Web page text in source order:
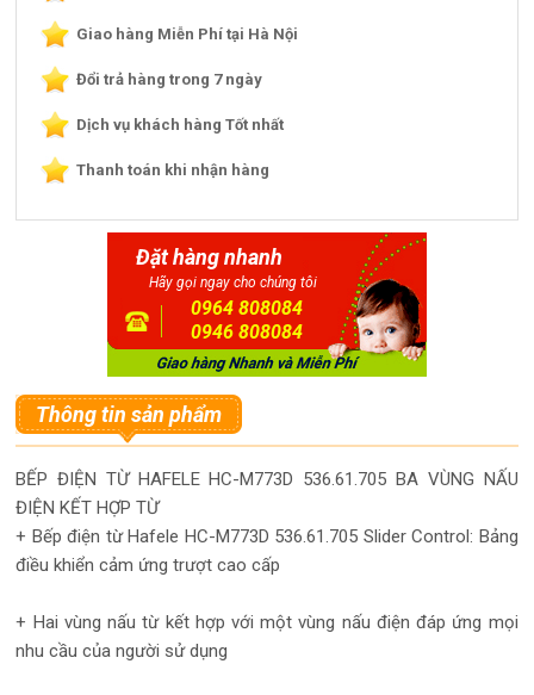
Giao hàng Miễn Phí tại Hà Nội
Đổi trả hàng trong 7 ngày
Dịch vụ khách hàng Tốt nhất
Thanh toán khi nhận hàng
Đặt hàng nhanh
Hãy gọi ngay cho chúng tôi
0964 808084
0946 808084
Thông tin sản phẩm
BẾP ĐIỆN TỪ HAFELE HC-M773D 536.61.705 BA VÙNG NẤU
ĐIỆN KẾT HỢP TỪ
+ Bếp điện từ Hafele HC-M773D 536.61.705 Slider Control: Bảng
điều khiển cảm ứng trượt cao cấp
+ Hai vùng nấu từ kết hợp với một vùng nấu điện đáp ứng mọi
nhu cầu của người sử dụng